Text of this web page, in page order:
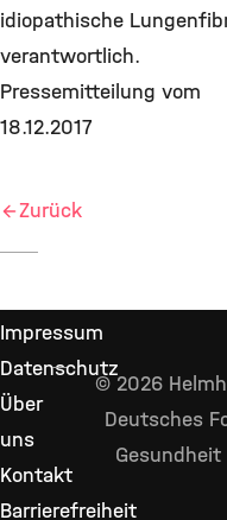
idiopathische
verantwortlich.
Pressemitteilung vom
18.12.2017
Zurück
Impressum
Datenschutz
Über
uns
Kontakt
Barrierefreiheit
© 2026
Deutsches